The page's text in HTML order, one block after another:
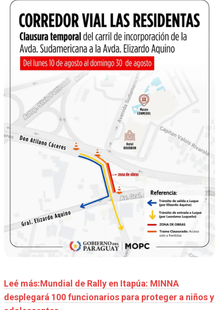
Leé más:Mundial de Rally en Itapúa: MINNA
desplegará 100 funcionarios para proteger a niños y